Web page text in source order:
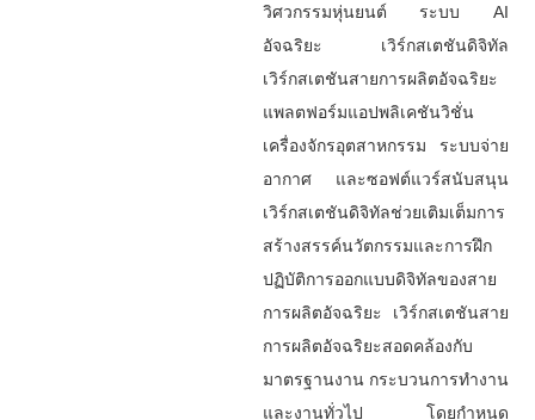
วิศวกรรมหุ่นยนต์ ระบบ AI
อัจฉริยะ เวิร์กสเตชันดิจิทัล
เวิร์กสเตชันสายการผลิตอัจฉริยะ
แพลตฟอร์มแอปพลิเคชันวิชั่น
เครื่องจักรอุตสาหกรรม ระบบจ่าย
อากาศ และซอฟต์แวร์สนับสนุน
เวิร์กสเตชันดิจิทัลช่วยเติมเต็มการ
สร้างสรรค์นวัตกรรมและการฝึก
ปฏิบัติการออกแบบดิจิทัลของสาย
การผลิตอัจฉริยะ เวิร์กสเตชันสาย
การผลิตอัจฉริยะสอดคล้องกับ
มาตรฐานงาน กระบวนการทำงาน
และงานทั่วไป โดยกำหนด